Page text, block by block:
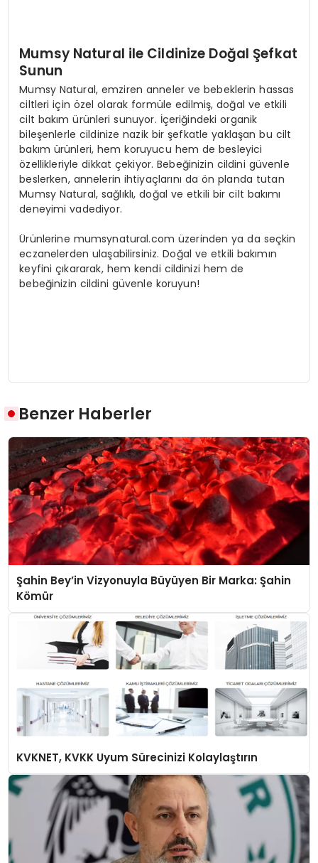
Mumsy Natural ile Cildinize Doğal Şefkat
Sunun
Mumsy Natural, emziren anneler ve bebeklerin hassas
ciltleri için özel olarak formüle edilmiş, doğal ve etkili
cilt bakım ürünleri sunuyor. İçeriğindeki organik
bileşenlerle cildinize nazik bir şefkatle yaklaşan bu cilt
bakım ürünleri, hem koruyucu hem de besleyici
özellikleriyle dikkat çekiyor. Bebeğinizin cildini güvenle
beslerken, annelerin ihtiyaçlarını da ön planda tutan
Mumsy Natural, sağlıklı, doğal ve etkili bir cilt bakımı
deneyimi vadediyor.
Ürünlerine mumsynatural.com üzerinden ya da seçkin
eczanelerden ulaşabilirsiniz. Doğal ve etkili bakımın
keyfini çıkararak, hem kendi cildinizi hem de
bebeğinizin cildini güvenle koruyun!
Benzer Haberler
Şahin Bey’in Vizyonuyla Büyüyen Bir Marka: Şahin
Kömür
KVKNET, KVKK Uyum Sürecinizi Kolaylaştırın